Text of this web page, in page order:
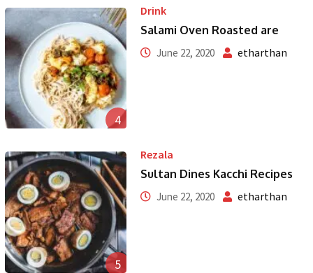
4
Drink
Salami Oven Roasted are
June 22, 2020 etharthan
5
Rezala
Sultan Dines Kacchi Recipes
June 22, 2020 etharthan